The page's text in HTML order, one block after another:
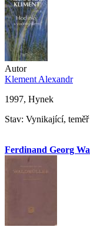
Autor
Klement Alexandr
1997, Hynek
Stav: Vynikající,
Ferdinand Georg